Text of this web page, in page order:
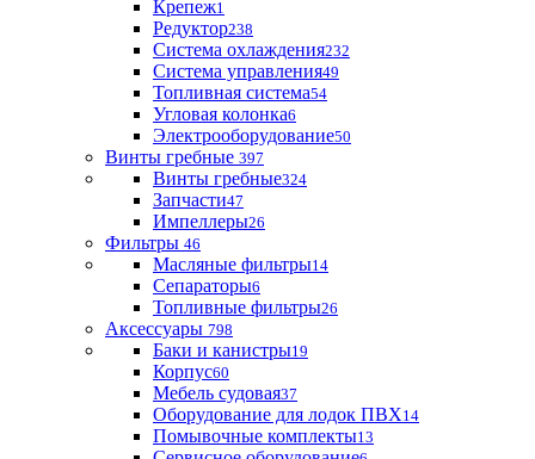
Крепеж1
Редуктор238
Система охлаждения232
Система управления49
Топливная система54
Угловая колонка6
Электрооборудование50
Винты гребные 397
Винты гребные324
Запчасти47
Импеллеры26
Фильтры 46
Масляные фильтры14
Сепараторы6
Топливные фильтры26
Аксессуары 798
Баки и канистры19
Корпус60
Мебель судовая37
Оборудование для лодок ПВХ14
Помывочные комплекты13